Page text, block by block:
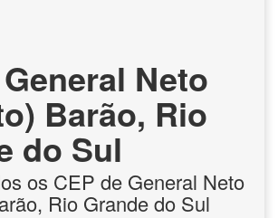
Neto
Barão, Rio
do Sul
os CEP de General Neto
Rio Grande do Sul